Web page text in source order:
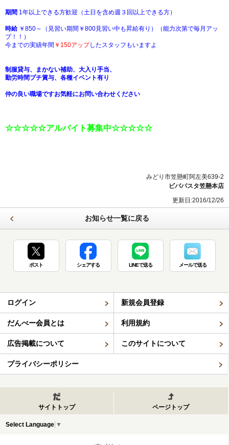
期間 1年以上できる方歓迎（土日を含め週３回以上できる方）
時給￥850～（見習い期間￥800見習い中も昇給有り）（能力次第で毎月アッ
プ！！）
今までの実績年間 ￥150アップしたスタッフもいますよ
制服貸与、まかない補助、大入り手当、
勤労時間プチ賞与、各種イベント有り
仲の良い職場ですお気軽にお問い合わせください
☆☆☆☆☆アルバイト募集中☆☆☆☆☆
みどり市笠懸町阿左美639-2
ビバパスタ笠懸本店
更新日:2016/12/26
お知らせ一覧に戻る
ポスト シェアする LINEで送る メールで送る
ログイン 新規会員登録
だんべー会員とは 利用規約
広告掲載について このサイトについて
プライバシーポリシー
サイトトップ ページトップ
Select Language ▼